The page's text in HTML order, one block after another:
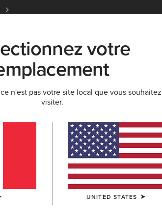
& SÉLECTIONS ARIAT LIFE
Riding
340,00 €
(34)
COULEUR:
votre
n'est pas votre site local que vous souhaitez
visiter.
UNITED STATES